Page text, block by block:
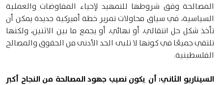
المصالحة وفق شروطها للتمهيد لإحياء المفاوضات والعملية
السياسية، في سياق محاولات تمرير خطة أميركية جديدة يمكن أن
تأخذ شكل حل انتقالي، أو نهائي، أو يجمع ما بين الاثنين، ولكنها
تلتقي جميعًا في كونها لا تلبى الحد الأدنى من الحقوق والمصالح
الفلسطينية.
السيناريو الثاني: أن يكون نصيب جهود المصالحة من النجاح أكبر